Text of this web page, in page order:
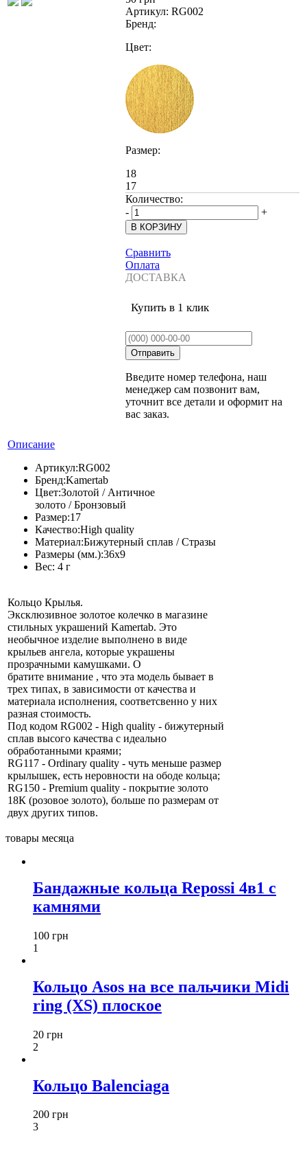
Артикул: RG002
Бренд:
Цвет:
Размер:
18
17
Количество:
-
+
Сравнить
Оплата
ДОСТАВКА
Купить в 1 клик
Введите номер телефона, наш
менеджер сам позвонит вам,
уточнит все детали и оформит на
вас заказ.
Описание
Артикул:RG002
Бренд:Kamertab
Цвет:Золотой / Античное
золото / Бронзовый
Размер:17
Качество:High quality
Материал:Бижутерный сплав / Стразы
Размеры (мм.):36x9
Вес: 4 г
Кольцо Крылья.
Эксклюзивное золотое колечко в магазине
стильных украшений Kamertab. Это
необычное изделие выполнено в виде
крыльев ангела, которые украшены
прозрачными камушками. О
братите внимание , что эта модель бывает в
трех типах, в зависимости от качества и
материала исполнения, соответсвенно у них
разная стоимость.
Под кодом RG002 - High quality - бижутерный
сплав высого качества с идеально
обработанными краями;
RG117 - Ordinary quality - чуть меньше размер
крылышек, есть неровности на ободе кольца;
RG150 - Premium quality - покрытие золото
18К (розовое золото), больше по размерам от
двух других типов.
товары месяца
Бандажные кольца Repossi 4в1 с
камнями
100 грн
1
Кольцо Asos на все пальчики Midi
ring (XS) плоское
20 грн
2
Кольцо Balenciaga
200 грн
3